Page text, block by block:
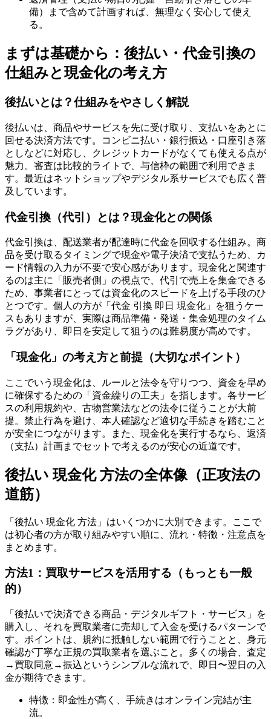
備）まで含めて計画すれば、無理なく安心して使え
る。
まずは基礎から：後払い・代金引換の
仕組みと現金化の考え方
後払いとは？仕組みをやさしく解説
後払いは、商品やサービスを先に受け取り、支払いをあとに
回せる決済方法です。コンビニ払い・銀行振込・口座引き落
としなどに対応し、クレジットカードがなくても使える点が
魅力。審査は比較的ライトで、与信枠の範囲で利用できま
す。最近はネットショップやデジタル系サービスでも広く普
及しています。
代金引換（代引）とは？現金化との関係
代金引換は、配送業者が配達時に代金を回収する仕組み。商
品を受け取るタイミングで現金や電子決済で支払うため、カ
ード情報の入力が不要で安心感があります。現金化と関連す
るのは主に「販売者側」の視点で、代引で売上を集金できる
ため、事業者にとっては資金化のスピードを上げる手段のひ
とつです。個人の方が「代金 引換 即日 現金化」を狙うケー
スもありますが、実際は商品準備・発送・集金処理のタイム
ラグがあり、即日を安定して狙うのは難易度が高めです。
「現金化」の考え方と前提（大切なポイント）
ここでいう現金化は、ルールと法令を守りつつ、資金を早め
に確保するための「資金繰りの工夫」を指します。各サービ
スの利用規約や、古物営業法などの法令に従うことが大前
提。禁止行為を避け、本人確認など適切な手続きを踏むこと
が安全につながります。また、現金化を実行するなら、返済
（支払）計画までセットで考えるのが安心の近道です。
後払い 現金化 方法の全体像（正攻法の
道筋）
「後払い 現金化 方法」はいくつかに大別できます。ここで
は初心者の方が取り組みやすい順に、流れ・特徴・注意点を
まとめます。
方法1：買取サービスを活用する（もっとも一般
的）
「後払いで決済できる商品・デジタルギフト・サービス」を
購入し、それを買取業者に売却して入金を受けるパターンで
す。ポイントは、規約に抵触しない範囲で行うことと、身元
確認が丁寧な正規の買取業者を選ぶこと。多くの場合、査定
→買取同意→振込というシンプルな流れで、即日〜翌日の入
金が期待できます。
特徴：即金性が高く、手続きはオンライン完結が主
流。